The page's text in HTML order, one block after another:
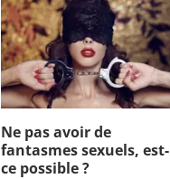
Ne pas avoir de
fantasmes sexuels, est-
ce possible ?